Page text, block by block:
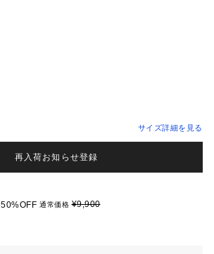
サイズ詳細を見る
再入荷お知らせ登録
50%OFF 通常価格¥9,900